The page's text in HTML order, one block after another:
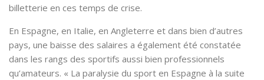
billetterie en ces temps de crise.
En Espagne, en Italie, en Angleterre et dans bien d’autres
pays, une baisse des salaires a également été constatée
dans les rangs des sportifs aussi bien professionnels
qu’amateurs. « La paralysie du sport en Espagne à la suite